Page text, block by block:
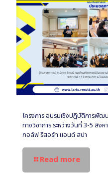
โครงการ อบรมเชิงปฎิบัติการพัฒ
ทางวิชาการ ระหว่างวันที่ 3-5 สิ
กอล์ฟ รีสอร์ท แอนด์ สปา
Read more